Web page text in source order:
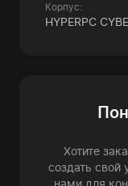
Корпус:
HYPERPC
Хотите
создать свой
нами для